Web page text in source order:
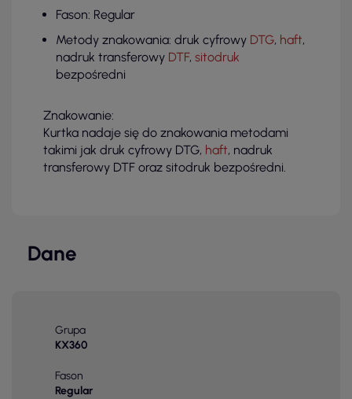
Fason: Regular
Metody znakowania: druk cyfrowy DTG, haft,
nadruk transferowy DTF, sitodruk
bezpośredni
Znakowanie:
Kurtka nadaje się do znakowania metodami
takimi jak druk cyfrowy DTG, haft, nadruk
transferowy DTF oraz sitodruk bezpośredni.
Dane
Grupa
KX360
Fason
Regular